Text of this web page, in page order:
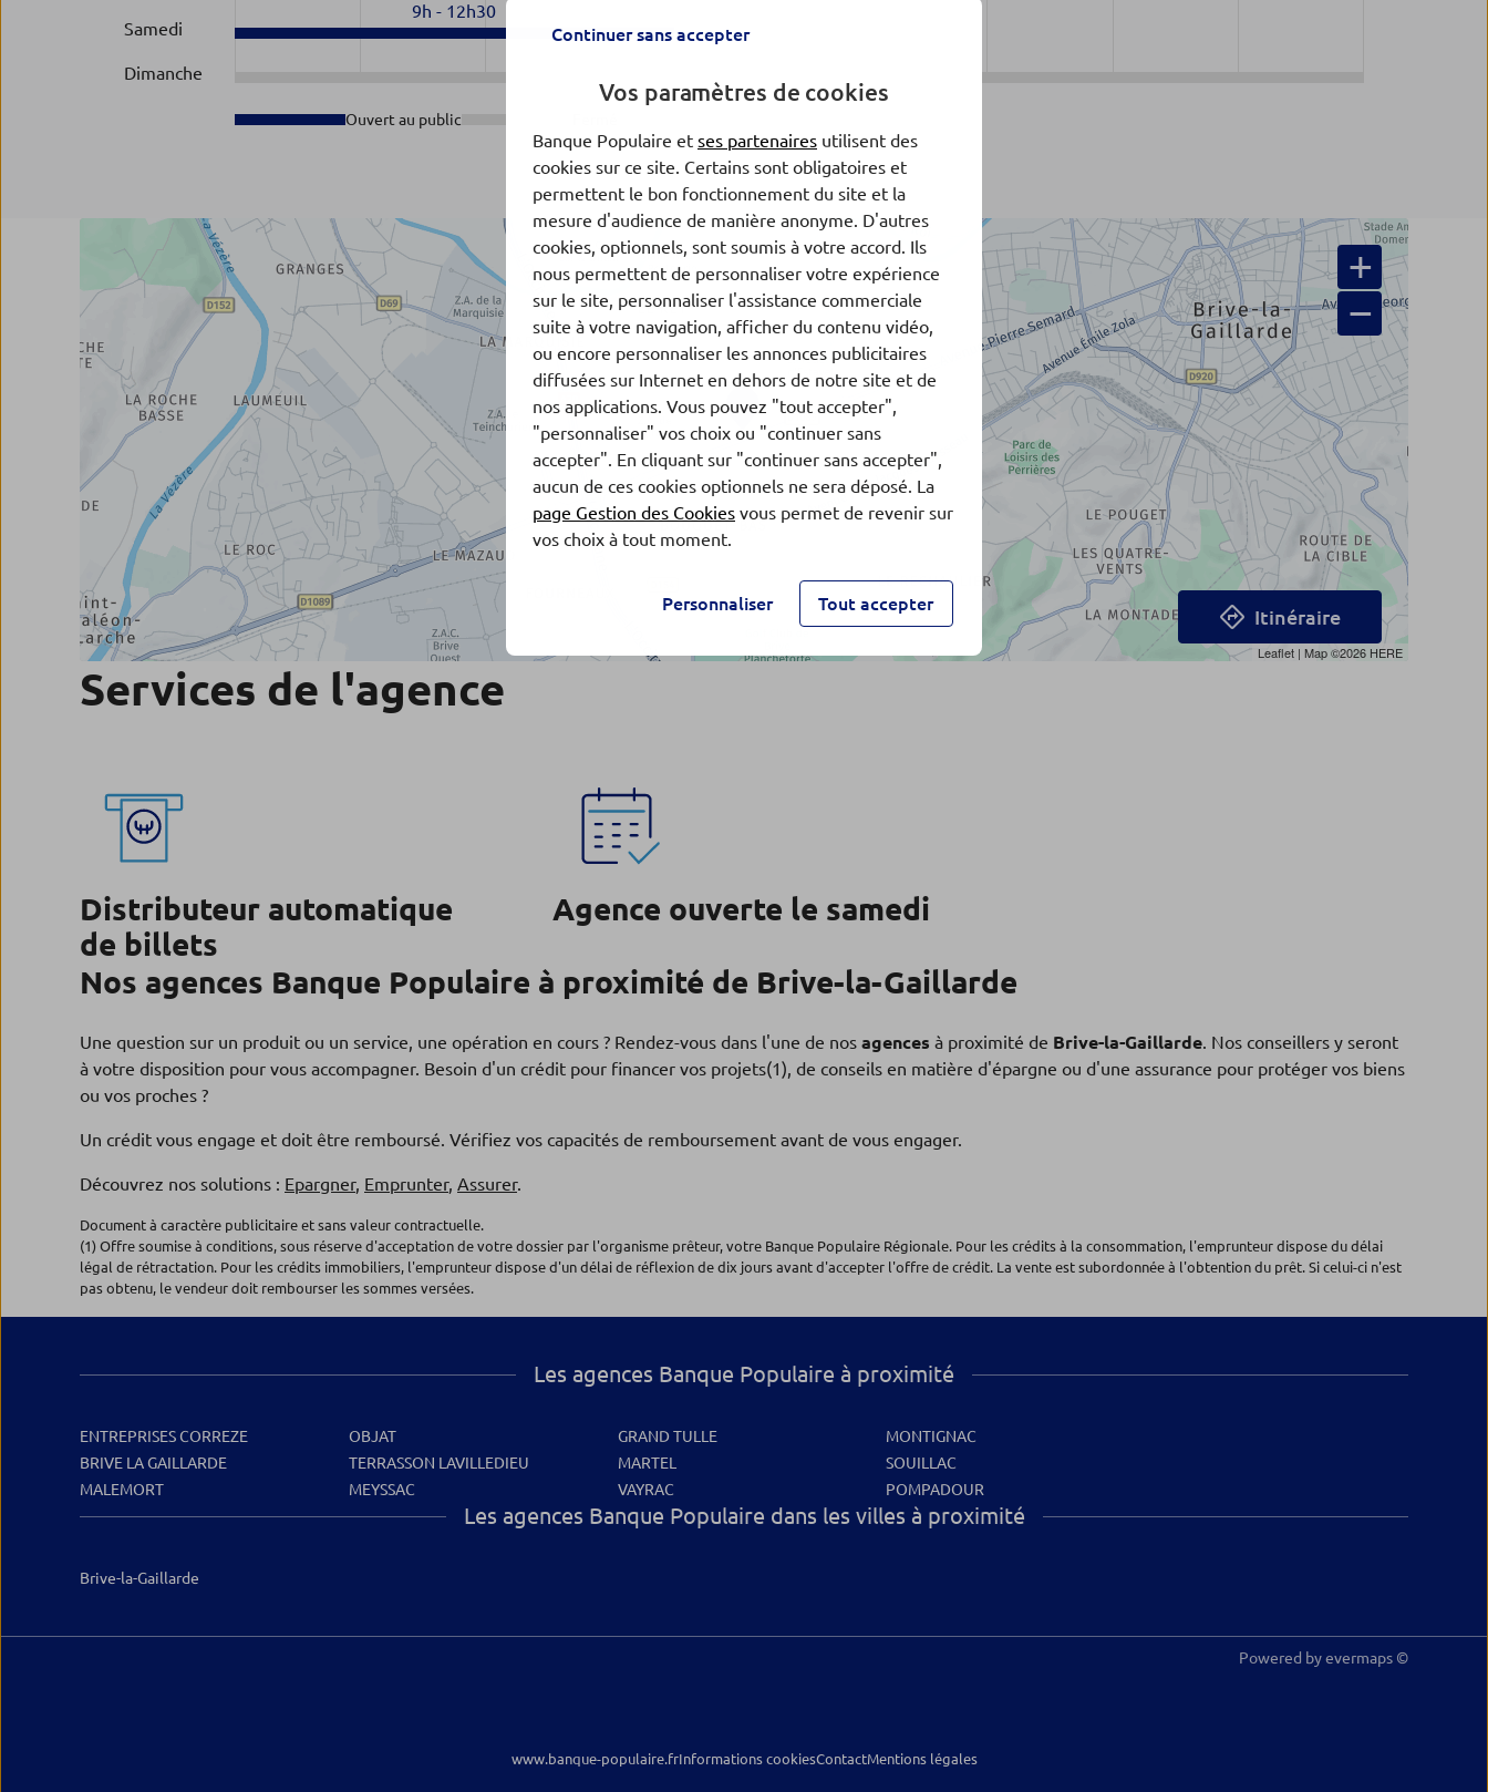
Samedi
9h - 12h30
Dimanche
Ouvert au public
+
−
Leaflet | Map ©2026 HERE
Itinéraire
Services de l'agence
Distributeur automatique
de billets
Agence ouverte le samedi
Nos agences Banque Populaire à proximité de Brive-la-Gaillarde
Une question sur un produit ou un service, une opération en cours ? Rendez-vous dans l'une de nos agences à proximité de Brive-la-Gaillarde. Nos conseillers y seront
à votre disposition pour vous accompagner. Besoin d'un crédit pour financer vos projets(1), de conseils en matière d'épargne ou d'une assurance pour protéger vos biens
ou vos proches ?
Un crédit vous engage et doit être remboursé. Vérifiez vos capacités de remboursement avant de vous engager.
Découvrez nos solutions : Epargner, Emprunter, Assurer.
Document à caractère publicitaire et sans valeur contractuelle.
(1) Offre soumise à conditions, sous réserve d'acceptation de votre dossier par l'organisme prêteur, votre Banque Populaire Régionale. Pour les crédits à la consommation, l'emprunteur dispose du délai
légal de rétractation. Pour les crédits immobiliers, l'emprunteur dispose d'un délai de réflexion de dix jours avant d'accepter l'offre de crédit. La vente est subordonnée à l'obtention du prêt. Si celui-ci n'est
pas obtenu, le vendeur doit rembourser les sommes versées.
Les agences Banque Populaire à proximité
ENTREPRISES CORREZE
BRIVE LA GAILLARDE
MALEMORT
OBJAT
TERRASSON LAVILLEDIEU
MEYSSAC
GRAND TULLE
MARTEL
VAYRAC
MONTIGNAC
SOUILLAC
POMPADOUR
Les agences Banque Populaire dans les villes à proximité
Brive-la-Gaillarde
Powered byevermaps ©
www.banque-populaire.frInformations cookiesContactMentions légales
Continuer sans accepter
Vos paramètres de cookies
Banque Populaire et ses partenaires utilisent des
cookies sur ce site. Certains sont obligatoires et
permettent le bon fonctionnement du site et la
mesure d'audience de manière anonyme. D'autres
cookies, optionnels, sont soumis à votre accord. Ils
nous permettent de personnaliser votre expérience
sur le site, personnaliser l'assistance commerciale
suite à votre navigation, afficher du contenu vidéo,
ou encore personnaliser les annonces publicitaires
diffusées sur Internet en dehors de notre site et de
nos applications. Vous pouvez "tout accepter",
"personnaliser" vos choix ou "continuer sans
accepter". En cliquant sur "continuer sans accepter",
aucun de ces cookies optionnels ne sera déposé. La
page Gestion des Cookies vous permet de revenir sur
vos choix à tout moment.
Personnaliser Tout accepter